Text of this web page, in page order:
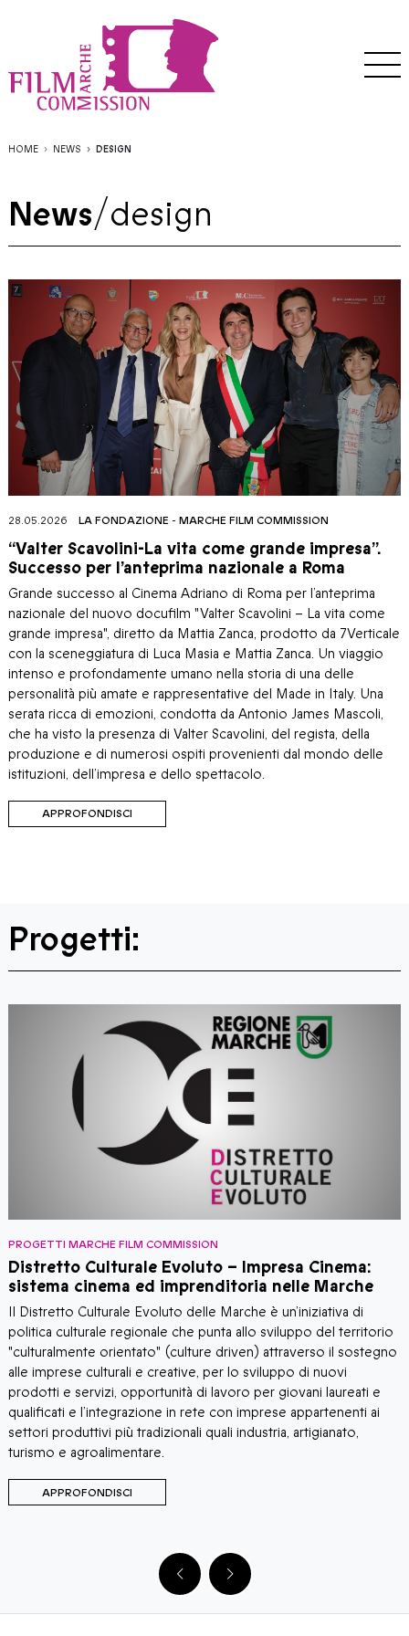
HOME NEWS DESIGN
News/design
28.05.2026 LA FONDAZIONE - MARCHE FILM COMMISSION
“Valter Scavolini-La vita come grande impresa”.
Successo per l’anteprima nazionale a Roma
Grande successo al Cinema Adriano di Roma per l’anteprima
nazionale del nuovo docufilm "Valter Scavolini – La vita come
grande impresa", diretto da Mattia Zanca, prodotto da 7Verticale
con la sceneggiatura di Luca Masia e Mattia Zanca. Un viaggio
intenso e profondamente umano nella storia di una delle
personalità più amate e rappresentative del Made in Italy. Una
serata ricca di emozioni, condotta da Antonio James Mascoli,
che ha visto la presenza di Valter Scavolini, del regista, della
produzione e di numerosi ospiti provenienti dal mondo delle
istituzioni, dell’impresa e dello spettacolo.
APPROFONDISCI
Progetti:
PROGETTI MARCHE FILM COMMISSION
Distretto Culturale Evoluto – Impresa Cinema:
sistema cinema ed imprenditoria nelle Marche
Il Distretto Culturale Evoluto delle Marche è un’iniziativa di
politica culturale regionale che punta allo sviluppo del territorio
"culturalmente orientato" (culture driven) attraverso il sostegno
alle imprese culturali e creative, per lo sviluppo di nuovi
prodotti e servizi, opportunità di lavoro per giovani laureati e
qualificati e l’integrazione in rete con imprese appartenenti ai
settori produttivi più tradizionali quali industria, artigianato,
turismo e agroalimentare.
APPROFONDISCI